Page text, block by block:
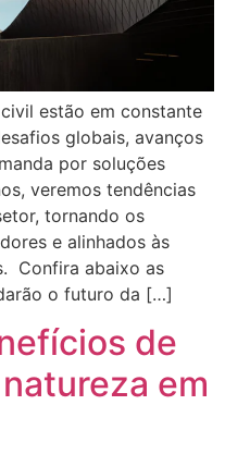
estão em constante
globais, avanços
por soluções
veremos tendências
tornando os
e alinhados às
Confira abaixo as
o futuro da […]
de
em